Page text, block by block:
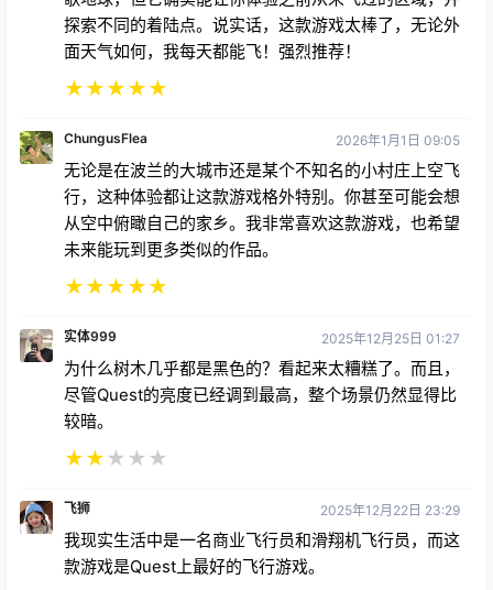
探索不同的着陆点。说实话，这款游戏太棒了，无论外
面天气如何，我每天都能飞！强烈推荐！
★★★★★
ChungusFlea 2026年1月1日 09:05
无论是在波兰的大城市还是某个不知名的小村庄上空飞
行，这种体验都让这款游戏格外特别。你甚至可能会想
从空中俯瞰自己的家乡。我非常喜欢这款游戏，也希望
未来能玩到更多类似的作品。
★★★★★
实体999 2025年12月25日 01:27
为什么树木几乎都是黑色的？看起来太糟糕了。而且，
尽管Quest的亮度已经调到最高，整个场景仍然显得比
较暗。
★★★ ★ ★
飞狮 2025年12月22日 23:29
我现实生活中是一名商业飞行员和滑翔机飞行员，而这
款游戏是Quest上最好的飞行游戏。